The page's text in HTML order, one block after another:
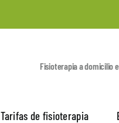
Fisioterapia a domicilio
Tarifas de fisioterapia